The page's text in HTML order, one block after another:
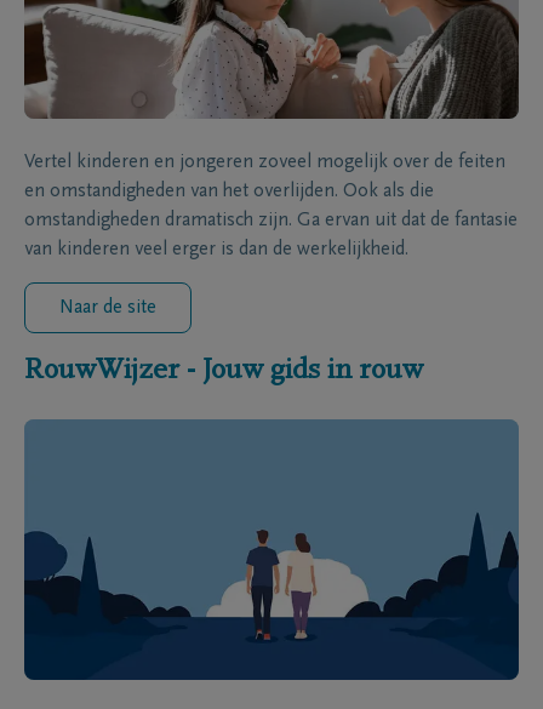
Vertel kinderen en jongeren zoveel mogelijk over de feiten
en omstandigheden van het overlijden. Ook als die
omstandigheden dramatisch zijn. Ga ervan uit dat de fantasie
van kinderen veel erger is dan de werkelijkheid.
Naar de site
RouwWijzer - Jouw gids in rouw